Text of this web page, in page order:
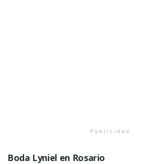
Publicidad
Boda Lyniel en Rosario